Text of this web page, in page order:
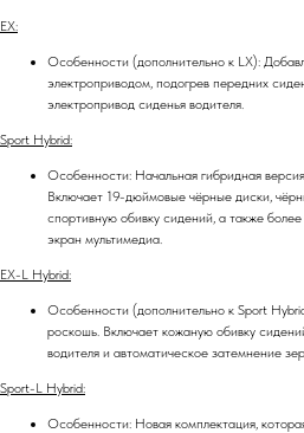
EX:
Особенности (дополнительно к LX):
электроприводом, подогрев передних
электропривод сиденья водителя.
Sport Hybrid:
Особенности: Начальная гибридная
Включает 19-дюймовые чёрные диски,
спортивную обивку сидений, а также
экран мультимедиа.
EX-L Hybrid:
Особенности (дополнительно к Sport
роскошь. Включает кожаную обивку
водителя и автоматическое затемнение
Sport-L Hybrid:
Особенности: Новая комплектация,